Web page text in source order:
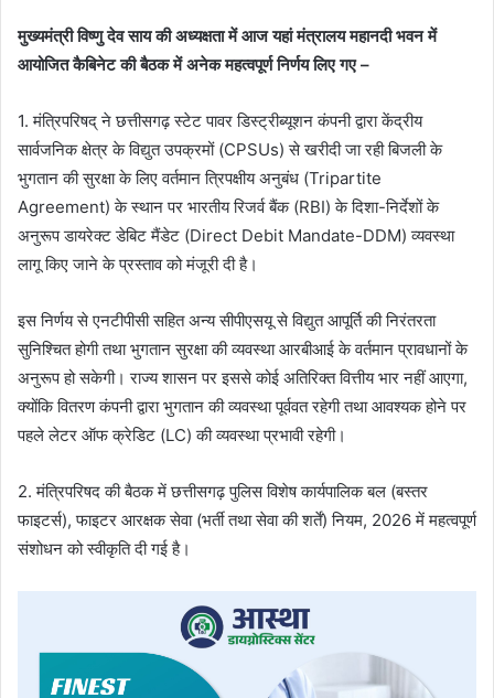
मुख्यमंत्री विष्णु देव साय की अध्यक्षता में आज यहां मंत्रालय महानदी भवन में
आयोजित कैबिनेट की बैठक में अनेक महत्वपूर्ण निर्णय लिए गए –
1. मंत्रिपरिषद् ने छत्तीसगढ़ स्टेट पावर डिस्ट्रीब्यूशन कंपनी द्वारा केंद्रीय
सार्वजनिक क्षेत्र के विद्युत उपक्रमों (CPSUs) से खरीदी जा रही बिजली के
भुगतान की सुरक्षा के लिए वर्तमान त्रिपक्षीय अनुबंध (Tripartite
Agreement) के स्थान पर भारतीय रिजर्व बैंक (RBI) के दिशा-निर्देशों के
अनुरूप डायरेक्ट डेबिट मैंडेट (Direct Debit Mandate-DDM) व्यवस्था
लागू किए जाने के प्रस्ताव को मंजूरी दी है।
इस निर्णय से एनटीपीसी सहित अन्य सीपीएसयू से विद्युत आपूर्ति की निरंतरता
सुनिश्चित होगी तथा भुगतान सुरक्षा की व्यवस्था आरबीआई के वर्तमान प्रावधानों के
अनुरूप हो सकेगी। राज्य शासन पर इससे कोई अतिरिक्त वित्तीय भार नहीं आएगा,
क्योंकि वितरण कंपनी द्वारा भुगतान की व्यवस्था पूर्ववत रहेगी तथा आवश्यक होने पर
पहले लेटर ऑफ क्रेडिट (LC) की व्यवस्था प्रभावी रहेगी।
2. मंत्रिपरिषद की बैठक में छत्तीसगढ़ पुलिस विशेष कार्यपालिक बल (बस्तर
फाइटर्स), फाइटर आरक्षक सेवा (भर्ती तथा सेवा की शर्तें) नियम, 2026 में महत्वपूर्ण
संशोधन को स्वीकृति दी गई है।